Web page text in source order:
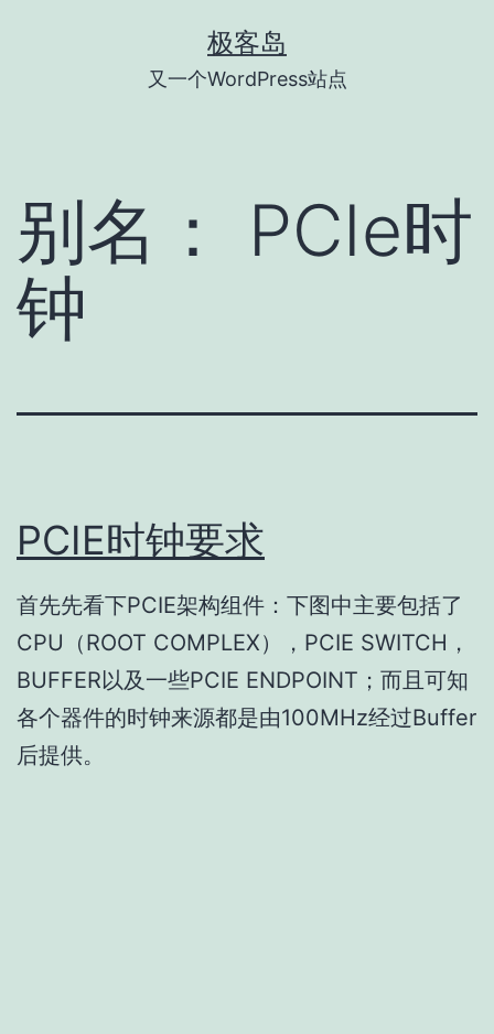
极客岛
又一个WordPress站点
别名： PCIe时
钟
PCIE时钟要求
首先先看下PCIE架构组件：下图中主要包括了
CPU（ROOT COMPLEX），PCIE SWITCH，
BUFFER以及一些PCIE ENDPOINT；而且可知
各个器件的时钟来源都是由100MHz经过Buffer
后提供。